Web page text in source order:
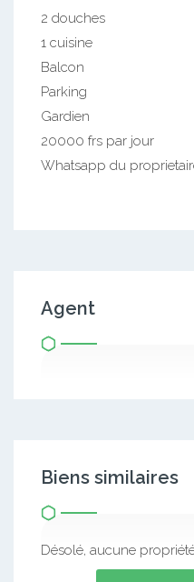
2 douches
1 cuisine
Balcon
Parking
Gardien
20000 frs par jour
Whatsapp du
Agent
Biens similaires
Désolé, aucune